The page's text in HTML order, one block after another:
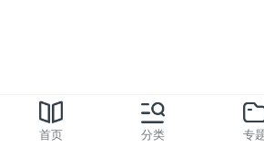
首页 分类 专